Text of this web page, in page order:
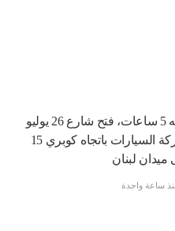
بعد غلقه 5 ساعات، فتح شارع 26 يوليو
أمام حركة السيارات باتجاه كوبري 15
ميدان لبنان
ساعة واحدة